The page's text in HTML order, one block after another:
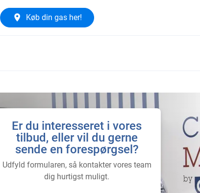
Køb din gas her!
Er du interesseret i vores
tilbud, eller vil du gerne
sende en forespørgsel?
Udfyld formularen, så kontakter vores team
dig hurtigst muligt.